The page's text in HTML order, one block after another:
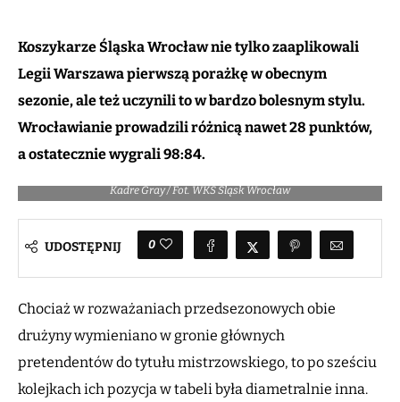
Koszykarze Śląska Wrocław nie tylko zaaplikowali
Legii Warszawa pierwszą porażkę w obecnym
sezonie, ale też uczynili to w bardzo bolesnym stylu.
Wrocławianie prowadzili różnicą nawet 28 punktów,
a ostatecznie wygrali 98:84.
Kadre Gray / Fot. WKS Śląsk Wrocław
UDOSTĘPNIJ 0
Chociaż w rozważaniach przedsezonowych obie
drużyny wymieniano w gronie głównych
pretendentów do tytułu mistrzowskiego, to po sześciu
kolejkach ich pozycja w tabeli była diametralnie inna.